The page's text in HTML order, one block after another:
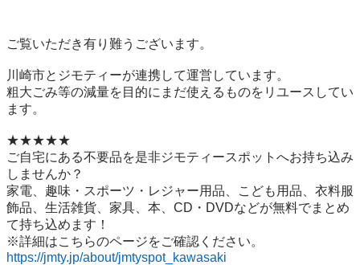
ご覧いただき有り難うございます。
川崎市とジモティーが連携して運営しています。
粗⼤ごみ等の減量を⽬的にまだ使えるものをリユースしてい
ます。
★★★★★
ご自宅にある不要品を是非ジモティースポットへお持ち込み
しませんか？
家電、趣味・スポーツ・レジャー用品、こども用品、衣料服
飾品、生活雑貨、家具、本、CD・DVDなどが無料でまとめ
て持ち込めます！
https://jmty.jp/about/jmtyspot_kawasaki